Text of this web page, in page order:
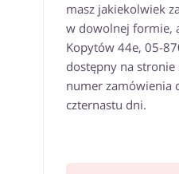
masz jakiekolwiek
w dowolnej formie,
Kopytów 44e, 05-
dostępny na
numer zamówienia
czternastu dni.